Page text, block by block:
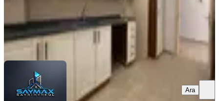
SAYMAX GAYRİMENKULMUSTAFA IŞIK
Ara